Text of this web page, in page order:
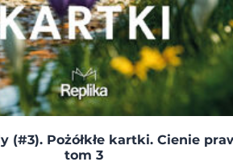
(#3). Pożółkłe kartki. Cienie
tom 3